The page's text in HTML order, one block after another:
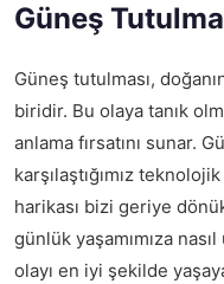
Güneş
Güneş tutulması,
biridir. Bu olaya tanık
anlama fırsatını sunar.
karşılaştığımız
harikası bizi geriye
günlük yaşamımıza
olayı en iyi şekilde